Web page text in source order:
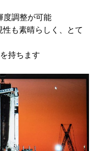
調整が可能
も素晴らしく、とて
持ちます